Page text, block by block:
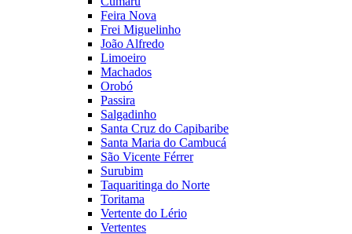
Feira Nova
Frei Miguelinho
João Alfredo
Limoeiro
Machados
Orobó
Passira
Salgadinho
Santa Cruz do Capibaribe
Santa Maria do Cambucá
São Vicente Férrer
Surubim
Taquaritinga do Norte
Toritama
Vertente do Lério
Vertentes